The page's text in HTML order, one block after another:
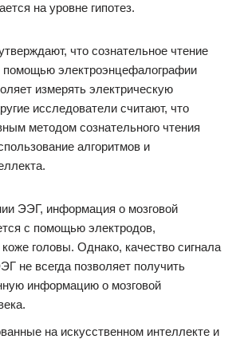
на уровне гипотез.
что сознательное чтение
электроэнцефалографии
измерять электрическую
исследователи считают, что
методом сознательного чтения
алгоритмов и
ЭЭГ, информация о мозговой
с помощью электродов,
головы. Однако, качество сигнала
не всегда позволяет получить
информацию о мозговой
на искусственном интеллекте и